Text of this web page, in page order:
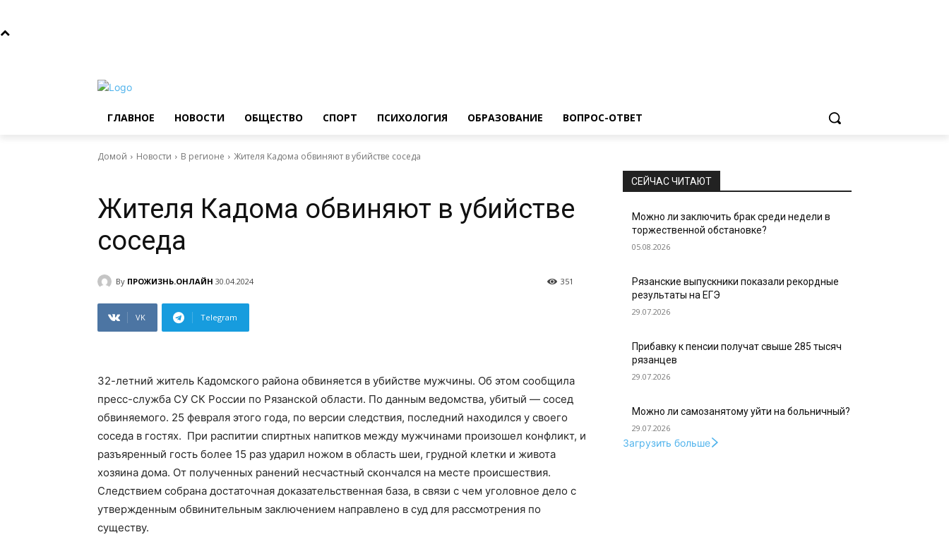
ГЛАВНОЕ НОВОСТИ ОБЩЕСТВО СПОРТ ПСИХОЛОГИЯ ОБРАЗОВАНИЕ ВОПРОС-ОТВЕТ
Домой Новости В регионе Жителя Кадома обвиняют в убийстве соседа
Жителя Кадома обвиняют в убийстве
соседа
By ПРОЖИЗНЬ.ОНЛАЙН 30.04.2024 351
VK Telegram
32-летний житель Кадомского района обвиняется в убийстве мужчины. Об этом сообщила
пресс-служба СУ СК России по Рязанской области. По данным ведомства, убитый — сосед
обвиняемого. 25 февраля этого года, по версии следствия, последний находился у своего
соседа в гостях. При распитии спиртных напитков между мужчинами произошел конфликт, и
разъяренный гость более 15 раз ударил ножом в область шеи, грудной клетки и живота
хозяина дома. От полученных ранений несчастный скончался на месте происшествия.
Следствием собрана достаточная доказательственная база, в связи с чем уголовное дело с
утвержденным обвинительным заключением направлено в суд для рассмотрения по
существу.
СЕЙЧАС ЧИТАЮТ
Можно ли заключить брак среди недели в
торжественной обстановке?
05.08.2026
Рязанские выпускники показали рекордные
результаты на ЕГЭ
29.07.2026
Прибавку к пенсии получат свыше 285 тысяч
рязанцев
29.07.2026
Можно ли самозанятому уйти на больничный?
29.07.2026
Загрузить больше